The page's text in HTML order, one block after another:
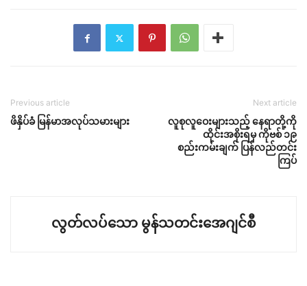
Previous article
ဖိနှိပ်ခံ မြန်မာအလုပ်သမားများ
Next article
လူစုလူဝေးများသည့် နေရာတို့ကို
ထိုင်းအစိုးရမှ ကိုဗစ် ၁၉
စည်းကမ်းချက် ပြန်လည်တင်း
ကြပ်
လွတ်လပ်သော မွန်သတင်းအေဂျင်စီ